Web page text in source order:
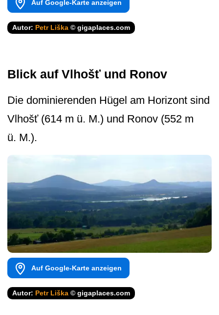
Auf Google-Karte anzeigen
Autor: Petr Liška © gigaplaces.com
Blick auf Vlhošť und Ronov
Die dominierenden Hügel am Horizont sind
Vlhošť (614 m ü. M.) und Ronov (552 m
ü. M.).
Auf Google-Karte anzeigen
Autor: Petr Liška © gigaplaces.com